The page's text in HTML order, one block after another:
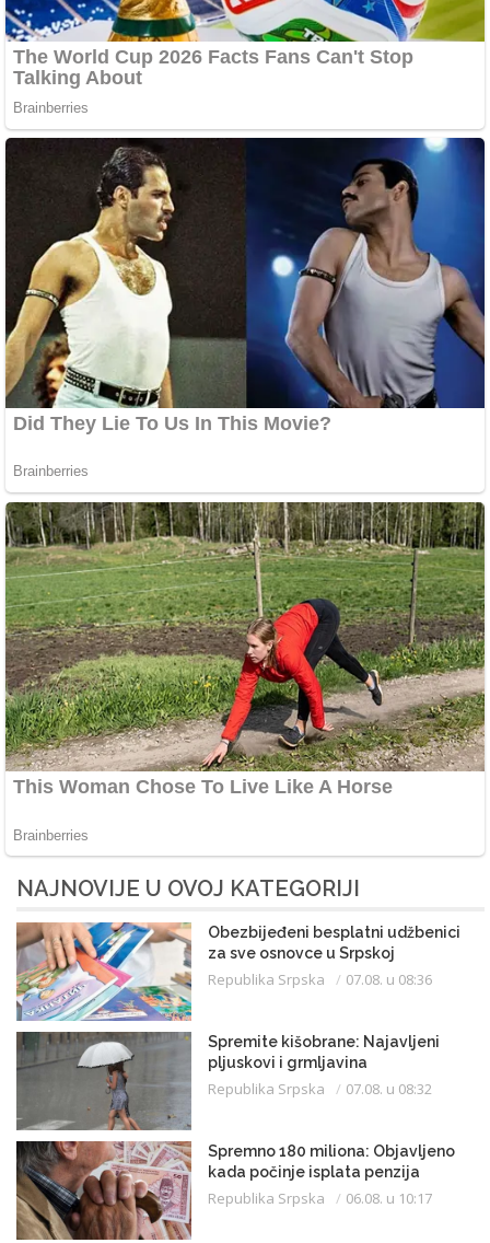
NAJNOVIJE U OVOJ KATEGORIJI
Obezbijeđeni besplatni udžbenici
za sve osnovce u Srpskoj
Republika Srpska 07.08. u 08:36
Spremite kišobrane: Najavljeni
pljuskovi i grmljavina
Republika Srpska 07.08. u 08:32
Spremno 180 miliona: Objavljeno
kada počinje isplata penzija
Republika Srpska 06.08. u 10:17